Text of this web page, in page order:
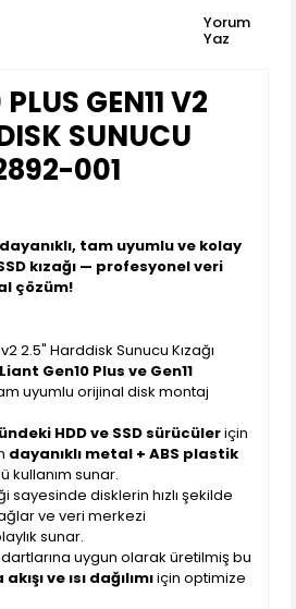
Yorum
Yaz
GEN11 V2
SUNUCU
001
tam uyumlu ve kolay
kızağı — profesyonel veri
çözüm!
v2 2.5" Harddisk Sunucu Kızağı
Gen10 Plus ve Gen11
uyumlu orijinal disk montaj
HDD ve SSD sürücüleriçin
dayanıklı metal + ABS plastik
kullanım sunar.
sayesinde disklerin hızlı şekilde
ve veri merkezi
sunar.
uygun olarak üretilmiş bu
ve ısı dağılımıiçin optimize